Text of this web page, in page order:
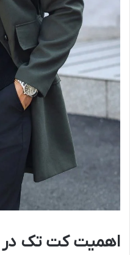
اهمیت کت تک در